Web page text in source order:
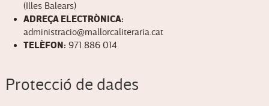
(Illes Balears)
ADREÇA ELECTRÒNICA:
administracio@mallorcaliteraria.cat
TELÈFON: 971 886 014
Protecció de dades